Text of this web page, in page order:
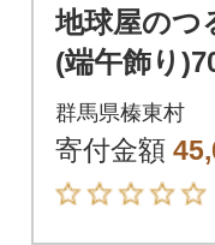
地球屋のつ
(端午飾り
群馬県榛東村
寄付金額